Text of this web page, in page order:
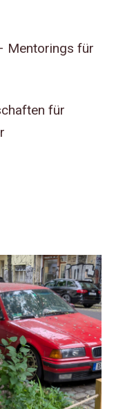
Mentorings für
für